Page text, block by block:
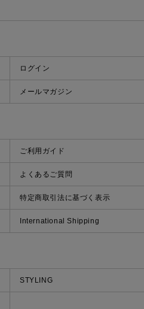
ログイン
メールマガジン
ご利用ガイド
よくあるご質問
特定商取引法に基づく表示
International Shipping
STYLING